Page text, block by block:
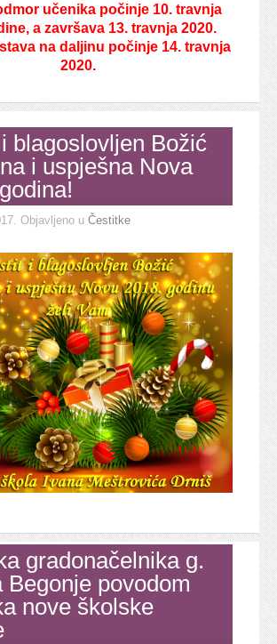
učenika počinje 10. travnja
a završava 13. travnja 2020.
na daljinu počinje 14. travnja
2020.
blagoslovljen Božić
i uspješna Nova
. Objavljeno u Čestitke
gradonačelnika g.
Begonje povodom
nove školske